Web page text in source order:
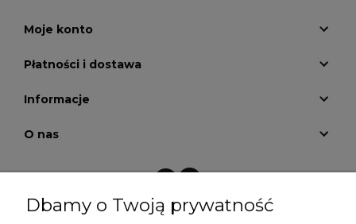
Moje konto
Płatności i dostawa
Informacje
O nas
Dbamy o Twoją prywatność